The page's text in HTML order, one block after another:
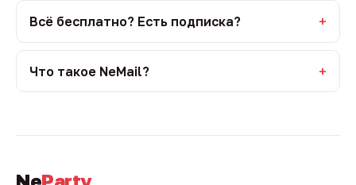
Всё бесплатно? Есть подписка?
Что такое NeMail?